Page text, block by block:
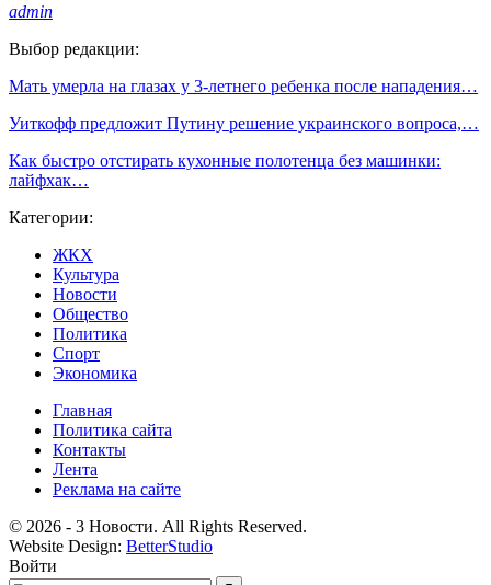
admin
Выбор редакции:
Мать умерла на глазах у 3-летнего ребенка после нападения…
Уиткофф предложит Путину решение украинского вопроса,…
Как быстро отстирать кухонные полотенца без машинки:
лайфхак…
Категории:
ЖКХ
Культура
Новости
Общество
Политика
Спорт
Экономика
Главная
Политика сайта
Контакты
Лента
Реклама на сайте
© 2026 - 3 Новости. All Rights Reserved.
Website Design: BetterStudio
Войти